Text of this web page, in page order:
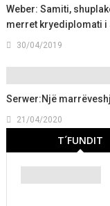
Weber: Samiti,
merret kryediplomati i
30/04/2019
Serwer:Një
21/04/2020
T´FUNDIT